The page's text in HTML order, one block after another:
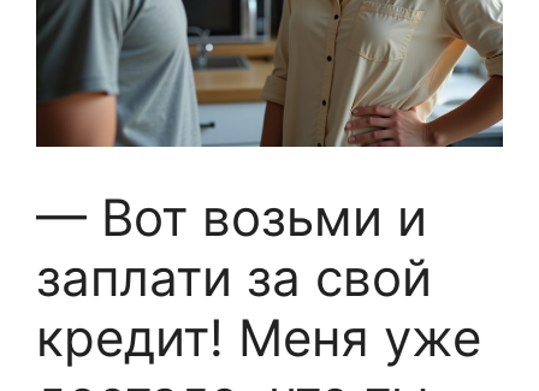
— Вот возьми и
заплати за свой
кредит! Меня уже